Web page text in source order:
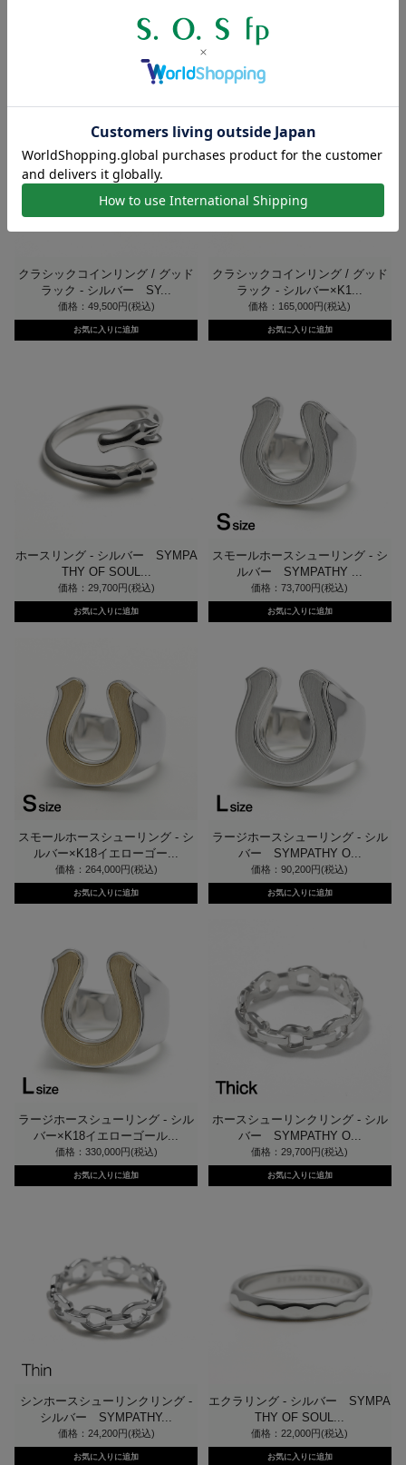
価格：49,500円(税込) 価格：165,000円(税込)
クラシックコインリング / グッド
ラック - シルバー SY...
価格：49,500円(税込)
クラシックコインリング / グッド
ラック - シルバー×K1...
価格：165,000円(税込)
ホースリング - シルバー SYMPA
THY OF SOUL...
価格：29,700円(税込)
スモールホースシューリング - シ
ルバー SYMPATHY ...
価格：73,700円(税込)
スモールホースシューリング - シ
ルバー×K18イエローゴー...
価格：264,000円(税込)
ラージホースシューリング - シル
バー SYMPATHY O...
価格：90,200円(税込)
ラージホースシューリング - シル
バー×K18イエローゴール...
価格：330,000円(税込)
ホースシューリンクリング - シル
バー SYMPATHY O...
価格：29,700円(税込)
シンホースシューリンクリング -
シルバー SYMPATHY...
価格：24,200円(税込)
エクラリング - シルバー SYMPA
THY OF SOUL...
価格：22,000円(税込)